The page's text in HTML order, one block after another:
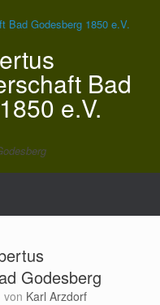
Bad
e.V.
Godesberg
von Karl Arzdorf